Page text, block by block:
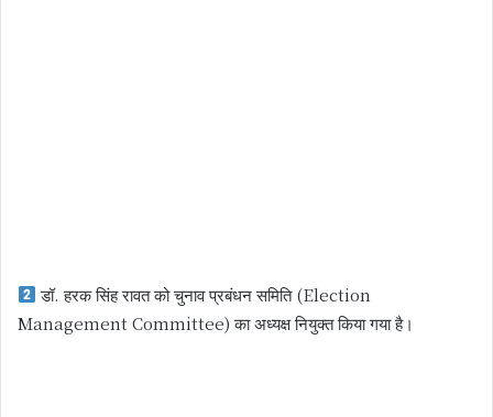
डॉ. हरक सिंह रावत को चुनाव प्रबंधन समिति (Election
Management Committee) का अध्यक्ष नियुक्त किया गया है।